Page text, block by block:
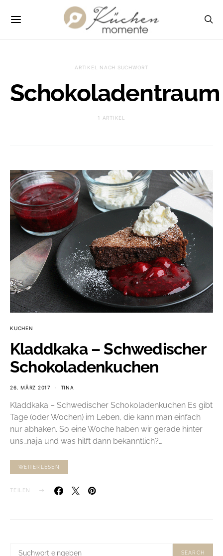
ARTIKEL NACH SUCHWORT
Schokoladentraum
1 ARTIKEL
KUCHEN
Kladdkaka – Schwedischer
Schokoladenkuchen
26. MÄRZ 2017 TINA
Kladdkaka – Schwedischer Schokoladenkuchen Es gibt
Tage (oder Wochen) im Leben, die kann man einfach
nur abhaken. So eine Woche haben wir gerade hinter
uns…naja und was hilft dann bekanntlich?…
WEITERLESEN
TEILEN
SUCHE
SEARCH